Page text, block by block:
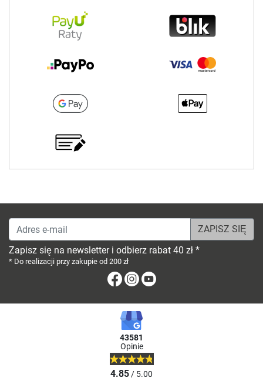
Adres e-mail
Zapisz się na newsletter i odbierz rabat 40 zł *
* Do realizacji przy zakupie od 200 zł
FacebookInstagram
43581
Opinie
4.85/ 5.00